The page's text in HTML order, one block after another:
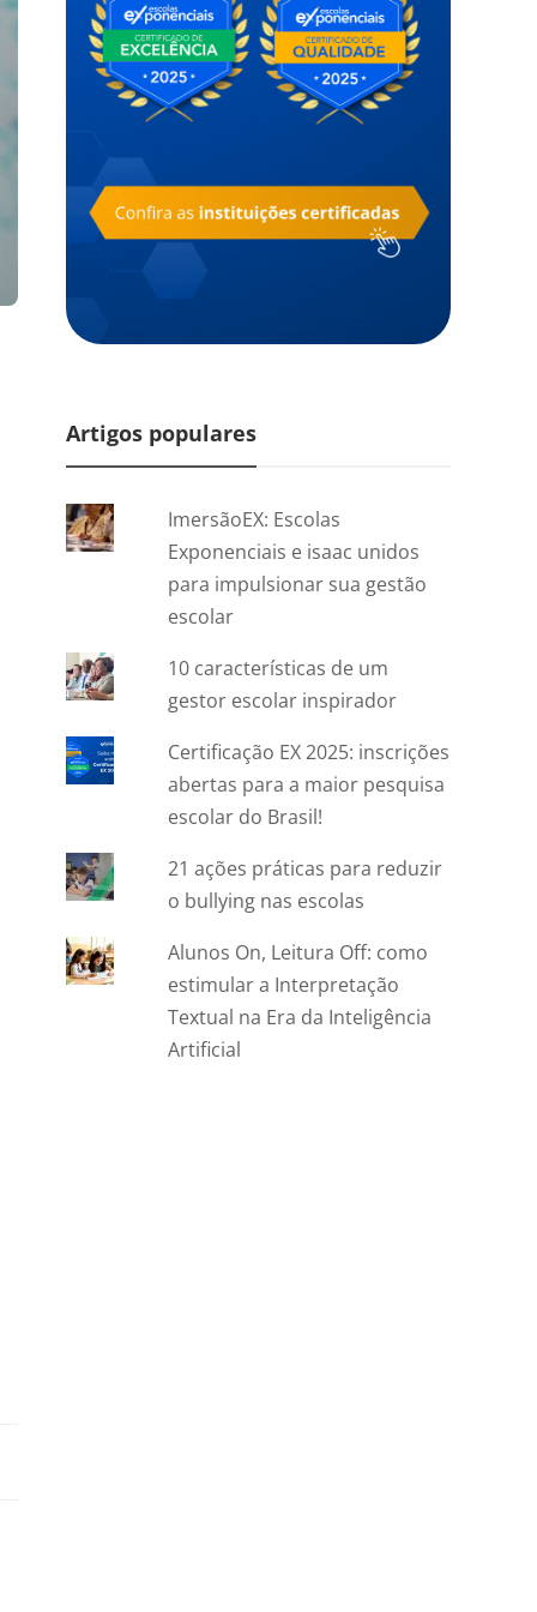
Artigos populares
ImersãoEX: Escolas
Exponenciais e isaac unidos
para impulsionar sua gestão
escolar
10 características de um
gestor escolar inspirador
Certificação EX 2025: inscrições
abertas para a maior pesquisa
escolar do Brasil!
21 ações práticas para reduzir
o bullying nas escolas
Alunos On, Leitura Off: como
estimular a Interpretação
Textual na Era da Inteligência
Artificial